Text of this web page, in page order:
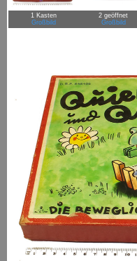
1 Kasten
Großbild
2 geöffnet
Großbild